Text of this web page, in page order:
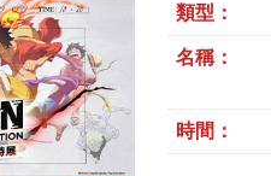
類型：
名稱：
時間：